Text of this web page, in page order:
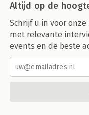
Altijd op de
Schrijf u in voor
met relevante
events en de beste